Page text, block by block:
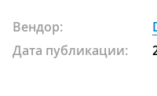
Вендор:
Дата публикации: